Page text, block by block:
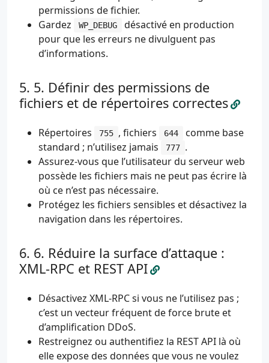
permissions de fichier.
Gardez
WP_DEBUG
désactivé en production
pour que les erreurs ne divulguent pas
d’informations.
5. Définir des permissions de
fichiers et de répertoires correctes
Répertoires 755 , fichiers 644
comme base
standard ; n’utilisez jamais
777 .
Assurez-vous que l’utilisateur du serveur web
possède les fichiers mais ne peut pas écrire là
où ce n’est pas nécessaire.
Protégez les fichiers sensibles et désactivez la
navigation dans les répertoires.
6. Réduire la surface d’attaque :
XML-RPC et REST API
Désactivez XML-RPC si vous ne l’utilisez pas ;
c’est un vecteur fréquent de force brute et
d’amplification DDoS.
Restreignez ou authentifiez la REST API là où
elle expose des données que vous ne voulez